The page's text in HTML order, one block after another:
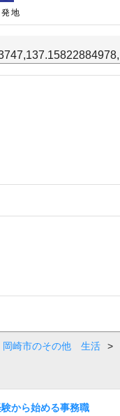
地
岡崎市のその他 生活 >
から始める事務職